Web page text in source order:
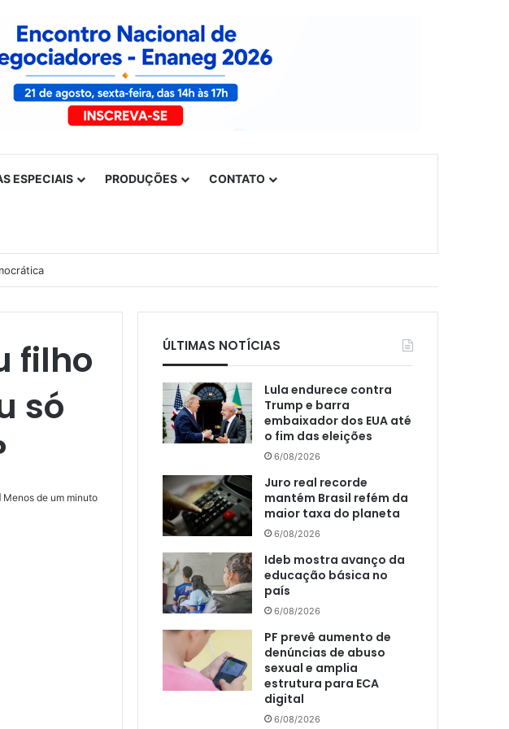
ESPECIAIS PRODUÇÕES CONTATO
filho
só
Menos de um minuto
ÚLTIMAS NOTÍCIAS
Lula endurece contra
Trump e barra
embaixador dos EUA até
o fim das eleições
6/08/2026
Juro real recorde
mantém Brasil refém da
maior taxa do planeta
6/08/2026
Ideb mostra avanço da
educação básica no
país
6/08/2026
PF prevê aumento de
denúncias de abuso
sexual e amplia
estrutura para ECA
digital
6/08/2026